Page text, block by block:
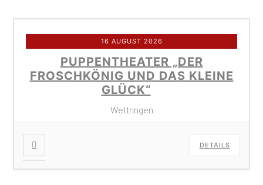
16 AUGUST 2026
PUPPENTHEATER „DER
FROSCHKÖNIG UND DAS KLEINE
GLÜCK“
Wettringen
DETAILS